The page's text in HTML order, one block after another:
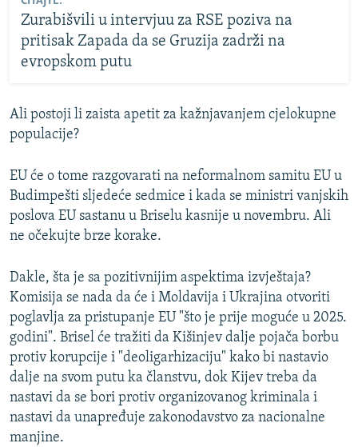
Zurabišvili u intervjuu za RSE poziva na
pritisak Zapada da se Gruzija zadrži na
evropskom putu
Ali postoji li zaista apetit za kažnjavanjem cjelokupne
populacije?
EU će o tome razgovarati na neformalnom samitu EU u
Budimpešti sljedeće sedmice i kada se ministri vanjskih
poslova EU sastanu u Briselu kasnije u novembru. Ali
ne očekujte brze korake.
Dakle, šta je sa pozitivnijim aspektima izvještaja?
Komisija se nada da će i Moldavija i Ukrajina otvoriti
poglavlja za pristupanje EU "što je prije moguće u 2025.
godini". Brisel će tražiti da Kišinjev dalje pojača borbu
protiv korupcije i "deoligarhizaciju" kako bi nastavio
dalje na svom putu ka članstvu, dok Kijev treba da
nastavi da se bori protiv organizovanog kriminala i
nastavi da unapređuje zakonodavstvo za nacionalne
manjine.